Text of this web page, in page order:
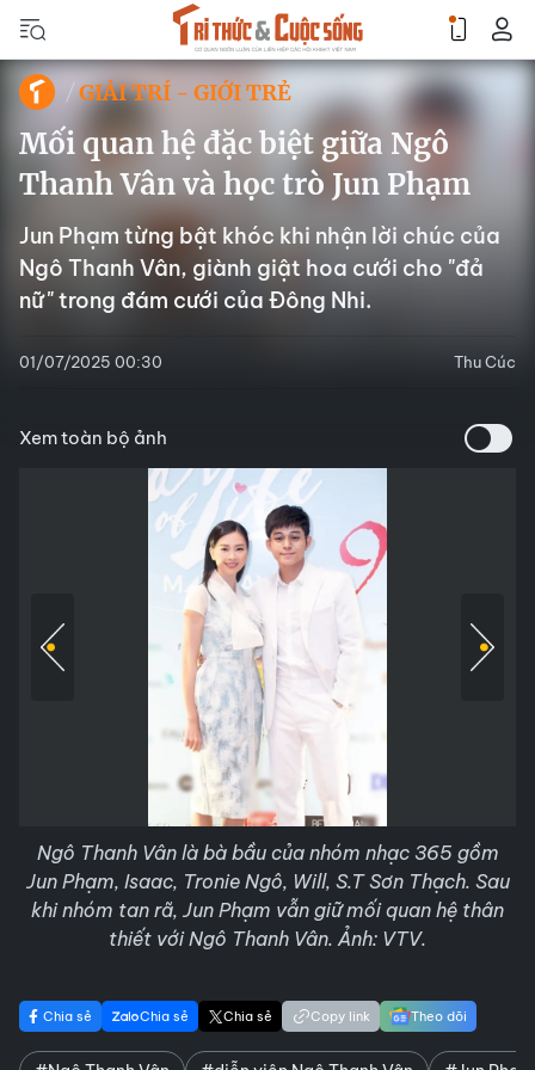
GIẢI TRÍ - GIỚI TRẺ
Mối quan hệ đặc biệt giữa Ngô
Thanh Vân và học trò Jun Phạm
Jun Phạm từng bật khóc khi nhận lời chúc của
Ngô Thanh Vân, giành giật hoa cưới cho "đả
nữ" trong đám cưới của Đông Nhi.
01/07/2025 00:30 Thu Cúc
Xem toàn bộ ảnh
Ngô Thanh Vân là bà bầu của nhóm nhạc 365 gồm
Jun Phạm, Isaac, Tronie Ngô, Will, S.T Sơn Thạch. Sau
khi nhóm tan rã, Jun Phạm vẫn giữ mối quan hệ thân
thiết với Ngô Thanh Vân. Ảnh: VTV.
Chia sẻ Chia sẻ Chia sẻ Copy link Theo dõi